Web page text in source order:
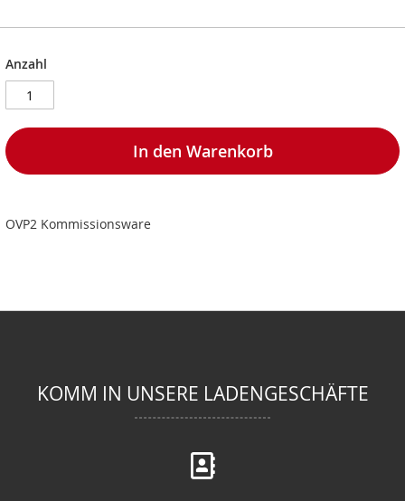
Anzahl
In den Warenkorb
OVP2 Kommissionsware
KOMM IN UNSERE LADENGESCHÄFTE